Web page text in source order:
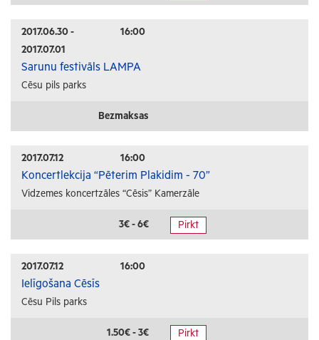
2017.06.30 -
2017.07.01
16:00
Sarunu festivāls LAMPA
Cēsu pils parks
Bezmaksas
2017.07.12 16:00
Koncertlekcija “Pēterim Plakidim - 70”
Vidzemes koncertzāles “Cēsis” Kamerzāle
3€ - 6€ Pirkt
2017.07.12 16:00
Ielīgošana Cēsīs
Cēsu Pils parks
1.50€ - 3€ Pirkt